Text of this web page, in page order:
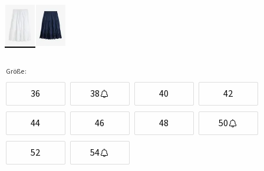
Größe:
36 38 40 42
44 46 48 50
52 54